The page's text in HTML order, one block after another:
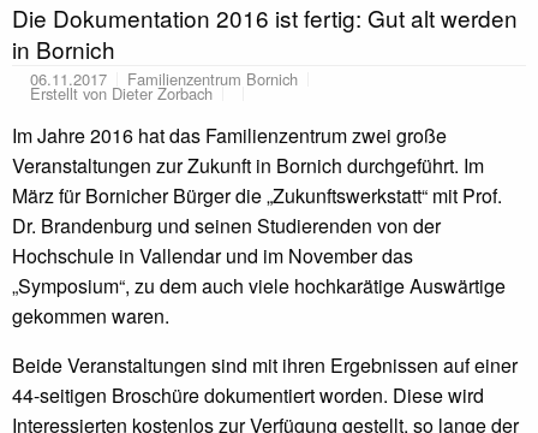
Die Dokumentation 2016 ist fertig: Gut alt werden
in Bornich
06.11.2017 Familienzentrum Bornich
Erstellt von Dieter Zorbach
Im Jahre 2016 hat das Familienzentrum zwei große
Veranstaltungen zur Zukunft in Bornich durchgeführt. Im
März für Bornicher Bürger die „Zukunftswerkstatt“ mit Prof.
Dr. Brandenburg und seinen Studierenden von der
Hochschule in Vallendar und im November das
„Symposium“, zu dem auch viele hochkarätige Auswärtige
gekommen waren.
Beide Veranstaltungen sind mit ihren Ergebnissen auf einer
44-seitigen Broschüre dokumentiert worden. Diese wird
Interessierten kostenlos zur Verfügung gestellt, so lange der